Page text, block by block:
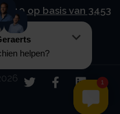
10 op basis van 3453